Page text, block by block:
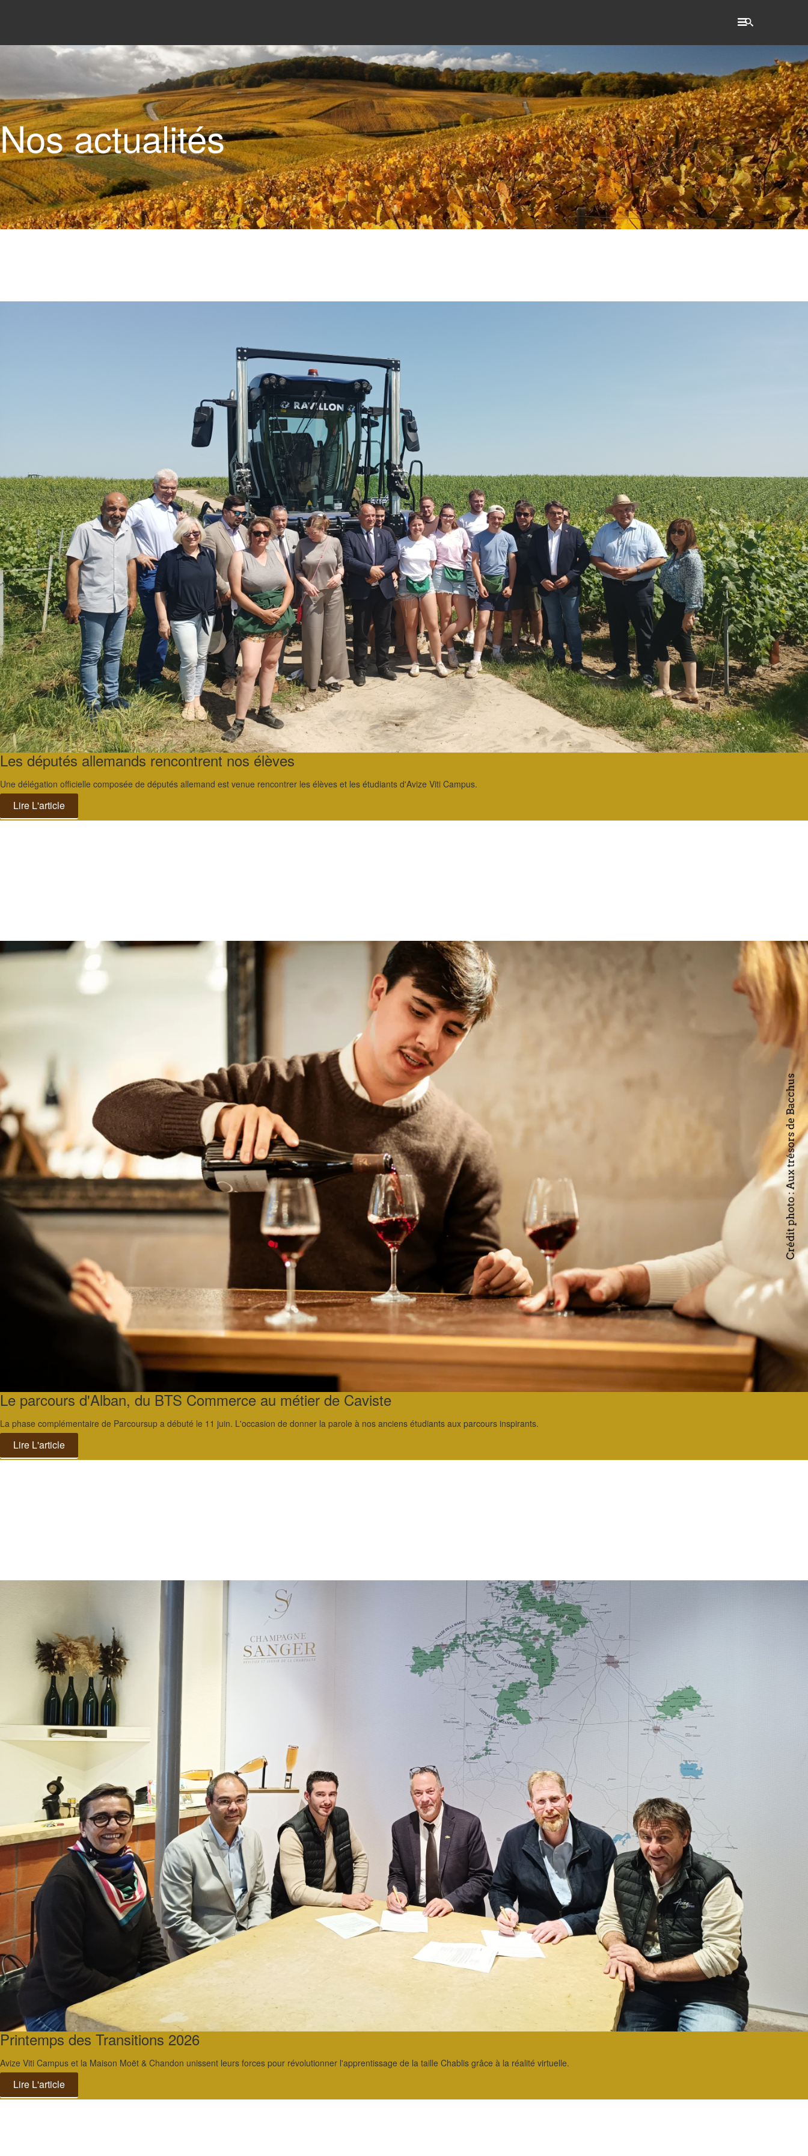
Nos actualités
Les députés allemands rencontrent nos élèves
Une délégation officielle composée de députés allemand est venue rencontrer les élèves et les étudiants d'Avize Viti Campus.
Lire L'article
Le parcours d'Alban, du BTS Commerce au métier de Caviste
La phase complémentaire de Parcoursup a débuté le 11 juin. L'occasion de donner la parole à nos anciens étudiants aux parcours inspirants.
Lire L'article
Printemps des Transitions 2026
Avize Viti Campus et la Maison Moët & Chandon unissent leurs forces pour révolutionner l'apprentissage de la taille Chablis grâce à la réalité virtuelle.
Lire L'article
Accueil
L'établissement
WSET®
International
Actualités